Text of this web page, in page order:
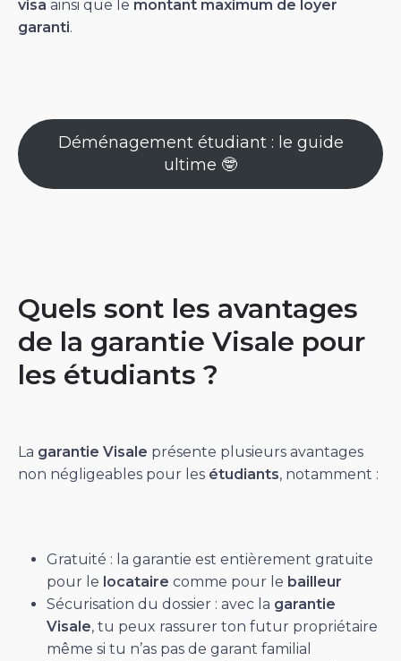
visa ainsi que le montant maximum de loyer
garanti.
Déménagement étudiant : le guide
ultime 🤓
Quels sont les avantages
de la garantie Visale pour
les étudiants ?
La garantie Visale présente plusieurs avantages
non négligeables pour les étudiants, notamment :
Gratuité : la garantie est entièrement gratuite
pour le locataire comme pour le bailleur
Sécurisation du dossier : avec la garantie
Visale, tu peux rassurer ton futur propriétaire
même si tu n’as pas de garant familial